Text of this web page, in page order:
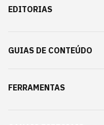
EDITORIAS
GUIAS DE CONTEÚDO
FERRAMENTAS